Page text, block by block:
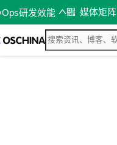
研发效能 媒体矩阵